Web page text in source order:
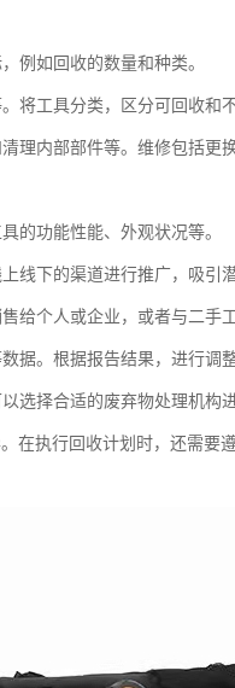
例如回收的数量和种类。
将工具分类，区分可回收和
理内部部件等。维修包括更
的功能性能、外观状况等。
线下的渠道进行推广，吸引潜
给个人或企业，或者与二手
据。根据报告结果，进行调
选择合适的废弃物处理机构进
在执行回收计划时，还需要